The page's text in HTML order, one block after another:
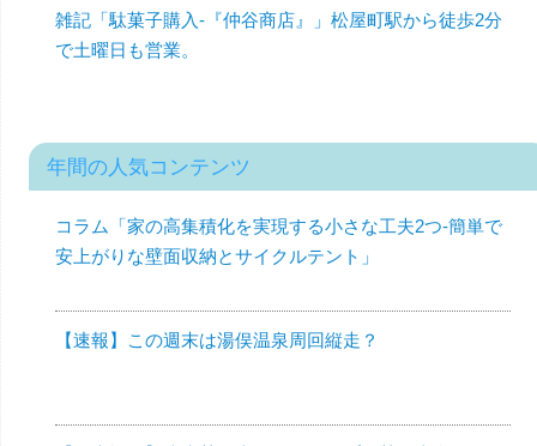
雑記「駄菓子購入-『仲谷商店』」松屋町駅から徒歩2分
で土曜日も営業。
年間の人気コンテンツ
コラム「家の高集積化を実現する小さな工夫2つ-簡単で
安上がりな壁面収納とサイクルテント」
【速報】この週末は湯俣温泉周回縦走？